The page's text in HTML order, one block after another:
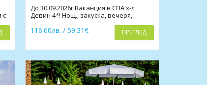
с
До 30.09.2026г Ваканция в СПА х-л
Девин 4*! Нощ., закуска, вечеря,
басейн, СПА
116.00лв. / 59.31€ ПРЕГЛЕД